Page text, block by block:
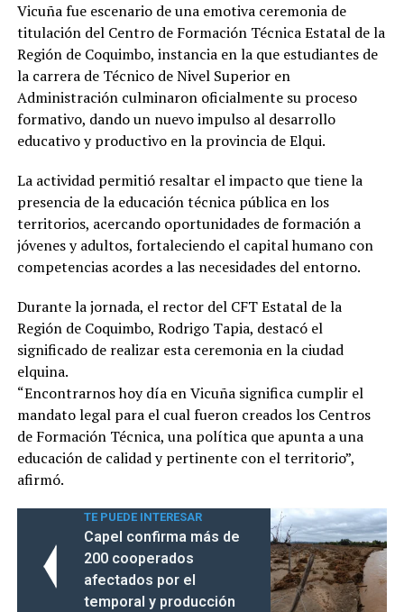
Vicuña fue escenario de una emotiva ceremonia de
titulación del Centro de Formación Técnica Estatal de la
Región de Coquimbo, instancia en la que estudiantes de
la carrera de Técnico de Nivel Superior en
Administración culminaron oficialmente su proceso
formativo, dando un nuevo impulso al desarrollo
educativo y productivo en la provincia de Elqui.
La actividad permitió resaltar el impacto que tiene la
presencia de la educación técnica pública en los
territorios, acercando oportunidades de formación a
jóvenes y adultos, fortaleciendo el capital humano con
competencias acordes a las necesidades del entorno.
Durante la jornada, el rector del CFT Estatal de la
Región de Coquimbo, Rodrigo Tapia, destacó el
significado de realizar esta ceremonia en la ciudad
elquina.
“Encontrarnos hoy día en Vicuña significa cumplir el
mandato legal para el cual fueron creados los Centros
de Formación Técnica, una política que apunta a una
educación de calidad y pertinente con el territorio”,
afirmó.
TE PUEDE INTERESAR
Capel confirma más de
200 cooperados
afectados por el
temporal y producción